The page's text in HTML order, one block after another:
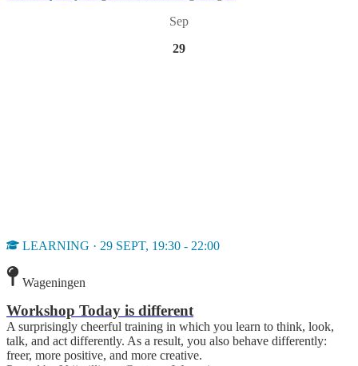
Sep
29
LEARNING · 29 SEPT, 19:30 - 22:00
Wageningen
Workshop Today is different
A surprisingly cheerful training in which you learn to think, look,
talk, and act differently. As a result, you also behave differently:
freer, more positive, and more creative.